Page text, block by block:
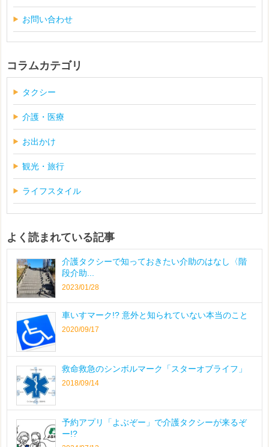
お問い合わせ
コラムカテゴリ
タクシー
介護・医療
お出かけ
観光・旅行
ライフスタイル
よく読まれている記事
介護タクシーで知っておきたい介助のはなし〈階
段介助...
2023/01/28
車いすマーク!? 意外と知られていない本当のこと
2020/09/17
救命救急のシンボルマーク「スターオブライフ」
2018/09/14
予約アプリ「よぶぞー」で介護タクシーが来るぞ
ー!?